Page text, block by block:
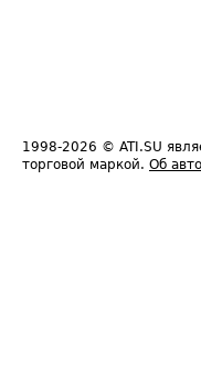
1998-2026 © ATI.SU
торговой маркой. Об